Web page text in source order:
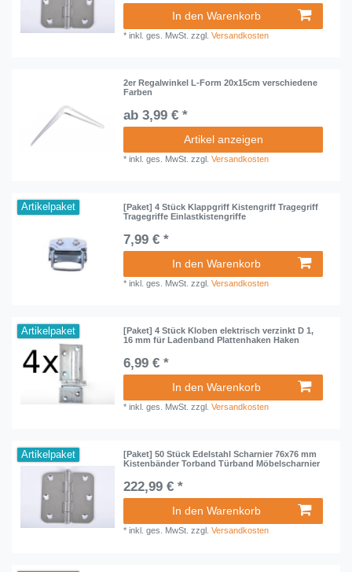
In den Warenkorb
*inkl. ges. MwSt. zzgl.Versandkosten
2er Regalwinkel L-Form 20x15cm verschiedene
Farben
ab 3,99 € *
Artikel anzeigen
*inkl. ges. MwSt. zzgl.Versandkosten
Artikelpaket
[Paket] 4 Stück Klappgriff Kistengriff Tragegriff
Tragegriffe Einlastkistengriffe
7,99 € *
In den Warenkorb
*inkl. ges. MwSt. zzgl.Versandkosten
Artikelpaket
[Paket] 4 Stück Kloben elektrisch verzinkt D 1,
16 mm für Ladenband Plattenhaken Haken
6,99 € *
In den Warenkorb
*inkl. ges. MwSt. zzgl.Versandkosten
Artikelpaket
[Paket] 50 Stück Edelstahl Scharnier 76x76 mm
Kistenbänder Torband Türband Möbelscharnier
222,99 € *
In den Warenkorb
*inkl. ges. MwSt. zzgl.Versandkosten